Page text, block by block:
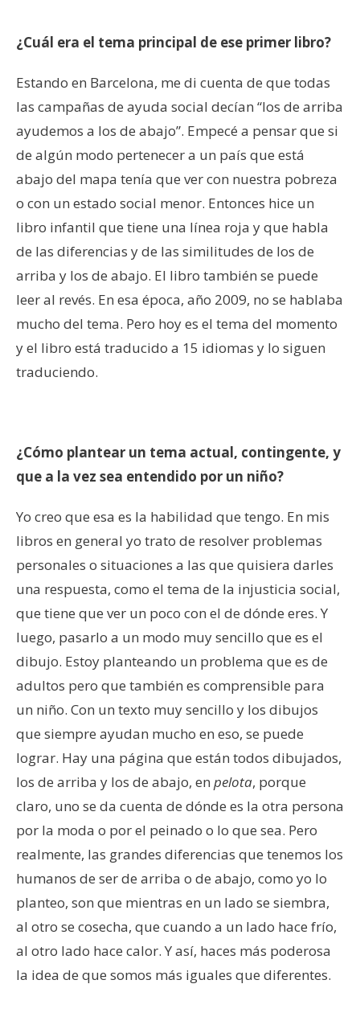
¿Cuál era el tema principal de ese primer libro?
Estando en Barcelona, me di cuenta de que todas
las campañas de ayuda social decían “los de arriba
ayudemos a los de abajo”. Empecé a pensar que si
de algún modo pertenecer a un país que está
abajo del mapa tenía que ver con nuestra pobreza
o con un estado social menor. Entonces hice un
libro infantil que tiene una línea roja y que habla
de las diferencias y de las similitudes de los de
arriba y los de abajo. El libro también se puede
leer al revés. En esa época, año 2009, no se hablaba
mucho del tema. Pero hoy es el tema del momento
y el libro está traducido a 15 idiomas y lo siguen
traduciendo.
¿Cómo plantear un tema actual, contingente, y
que a la vez sea entendido por un niño?
Yo creo que esa es la habilidad que tengo. En mis
libros en general yo trato de resolver problemas
personales o situaciones a las que quisiera darles
una respuesta, como el tema de la injusticia social,
que tiene que ver un poco con el de dónde eres. Y
luego, pasarlo a un modo muy sencillo que es el
dibujo. Estoy planteando un problema que es de
adultos pero que también es comprensible para
un niño. Con un texto muy sencillo y los dibujos
que siempre ayudan mucho en eso, se puede
lograr. Hay una página que están todos dibujados,
los de arriba y los de abajo, en pelota, porque
claro, uno se da cuenta de dónde es la otra persona
por la moda o por el peinado o lo que sea. Pero
realmente, las grandes diferencias que tenemos los
humanos de ser de arriba o de abajo, como yo lo
planteo, son que mientras en un lado se siembra,
al otro se cosecha, que cuando a un lado hace frío,
al otro lado hace calor. Y así, haces más poderosa
la idea de que somos más iguales que diferentes.